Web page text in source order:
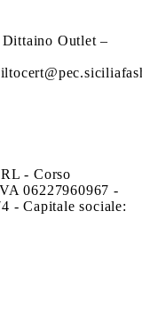
Outlet –
- Corso
06227960967 -
- Capitale sociale: